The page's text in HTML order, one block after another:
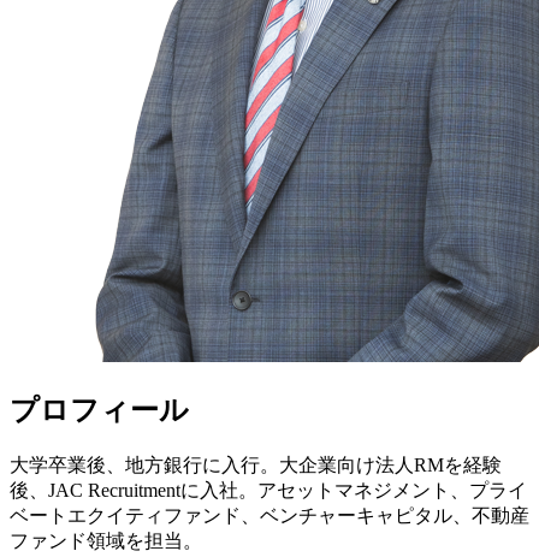
プロフィール
大学卒業後、地方銀行に入行。大企業向け法人RMを経験
後、JAC Recruitmentに入社。アセットマネジメント、プライ
ベートエクイティファンド、ベンチャーキャピタル、不動産
ファンド領域を担当。